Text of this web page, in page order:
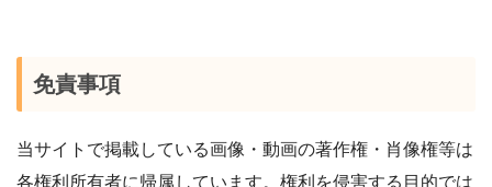
免責事項
当サイトで掲載している画像・動画の著作権・肖像権等は
各権利所有者に帰属しています。権利を侵害する目的では